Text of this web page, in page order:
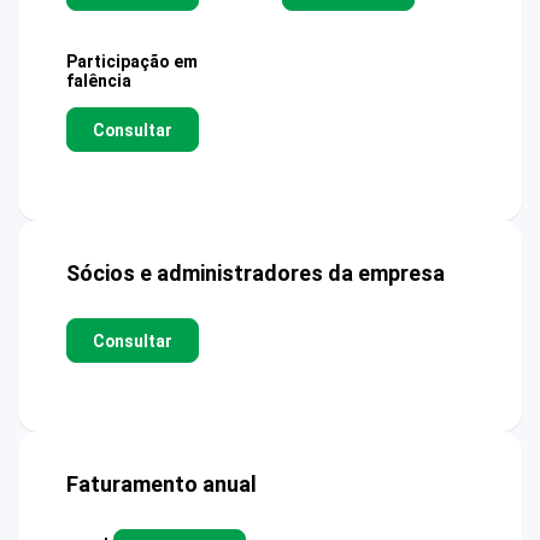
Participação em
falência
Consultar
Sócios e administradores da empresa
Consultar
Faturamento anual